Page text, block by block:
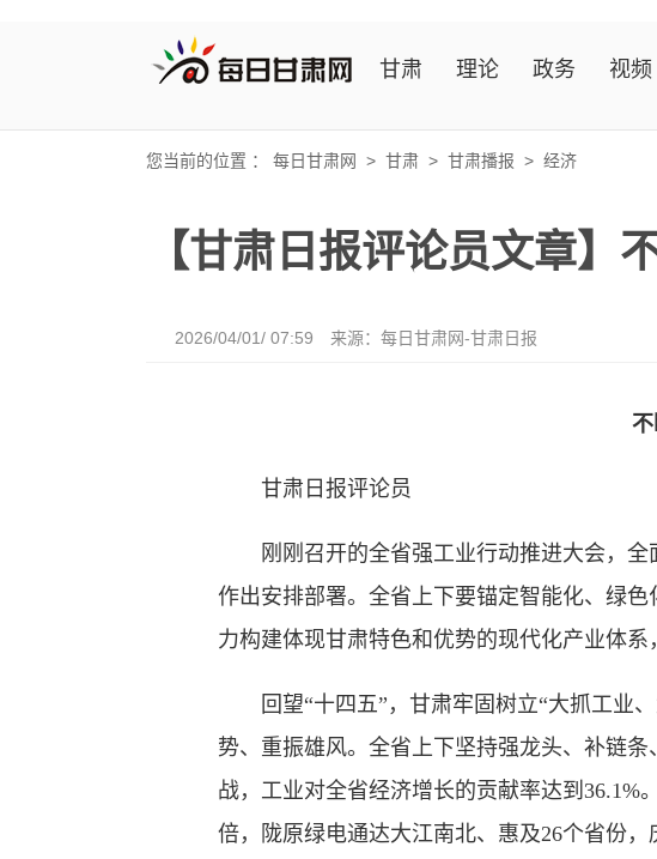
甘肃 理论 政务 视频
您当前的位置 ： 每日甘肃网 > 甘肃 > 甘肃播报 > 经济
【甘肃日报评论员文章】
2026/04/01/ 07:59 来源：每日甘肃网-甘肃日报
甘肃日报评论员
刚刚召开的全省强工业行动推进大会，全
作出安排部署。全省上下要锚定智能化、绿
力构建体现甘肃特色和优势的现代化产业体系
回望“十四五”，甘肃牢固树立“大抓工业、
势、重振雄风。全省上下坚持强龙头、补链
战，工业对全省经济增长的贡献率达到36.1%
倍，陇原绿电通达大江南北、惠及26个省份